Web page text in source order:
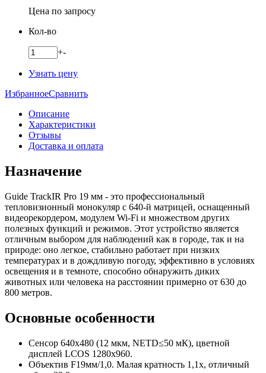
Цена по запросу
Кол-во
+-
Узнать цену
ИзбранноеСравнить
Описание
Характеристики
Отзывы
Доставка и оплата
Назначение
Guide TrackIR Pro 19 мм - это профессиональный
тепловизионный монокуляр с 640-й матрицей, оснащенный
видеорекордером, модулем Wi-Fi и множеством других
полезных функций и режимов. Этот устройство является
отличным выбором для наблюдений как в городе, так и на
природе: оно легкое, стабильно работает при низких
температурах и в дождливую погоду, эффективно в условиях
освещения и в темноте, способно обнаружить диких
животных или человека на расстоянии примерно от 630 до
800 метров.
Основные особенности
Сенсор 640x480 (12 мкм, NETD≤50 мК), цветной
дисплей LCOS 1280x960.
Объектив F19мм/1,0. Малая кратность 1,1x, отличный